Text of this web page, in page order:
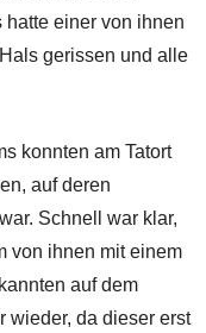
einer von ihnen
gerissen und alle
konnten am Tatort
auf deren
Schnell war klar,
von ihnen mit einem
auf dem
wieder, da dieser erst